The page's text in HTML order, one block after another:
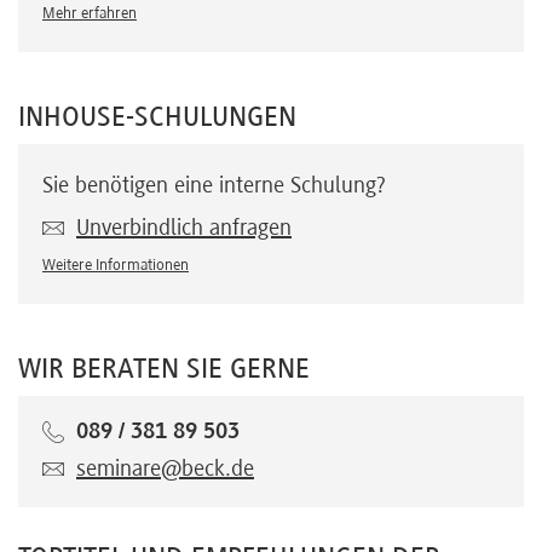
Mehr erfahren
INHOUSE-SCHULUNGEN
Sie benötigen eine interne Schulung?
Unverbindlich anfragen
Weitere Informationen
WIR BERATEN SIE GERNE
089 / 381 89 503
seminare@beck.de